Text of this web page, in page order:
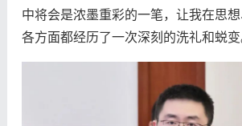
中将会是浓墨重彩的一笔，让我在思
各方面都经历了一次深刻的洗礼和蜕变